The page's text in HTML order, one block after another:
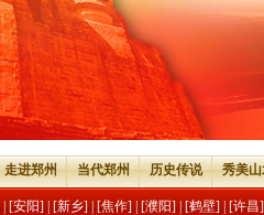
走进郑州 当代郑州 历史传说 秀美
[安阳] [新乡] [焦作] [濮阳] [鹤壁] [许昌]